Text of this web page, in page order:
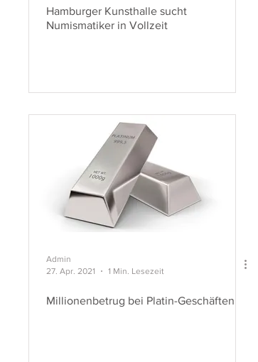
Hamburger Kunsthalle sucht
Numismatiker in Vollzeit
Admin
27. Apr. 2021
1 Min. Lesezeit
Millionenbetrug bei Platin-Geschäften